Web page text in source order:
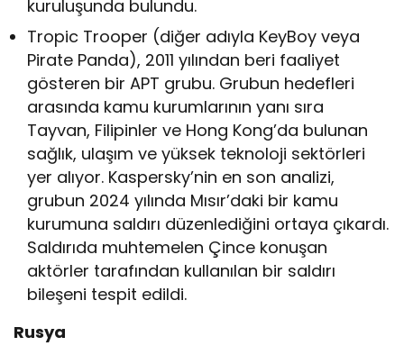
kuruluşunda bulundu.
Tropic Trooper (diğer adıyla KeyBoy veya
Pirate Panda), 2011 yılından beri faaliyet
gösteren bir APT grubu. Grubun hedefleri
arasında kamu kurumlarının yanı sıra
Tayvan, Filipinler ve Hong Kong’da bulunan
sağlık, ulaşım ve yüksek teknoloji sektörleri
yer alıyor. Kaspersky’nin en son analizi,
grubun 2024 yılında Mısır’daki bir kamu
kurumuna saldırı düzenlediğini ortaya çıkardı.
Saldırıda muhtemelen Çince konuşan
aktörler tarafından kullanılan bir saldırı
bileşeni tespit edildi.
Rusya